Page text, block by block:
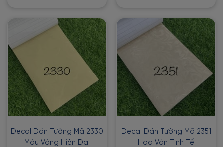
Decal Dán Tường Mã 2330
Màu Vàng Hiện Đại
Decal Dán Tường Mã 2351
Hoa Văn Tinh Tế